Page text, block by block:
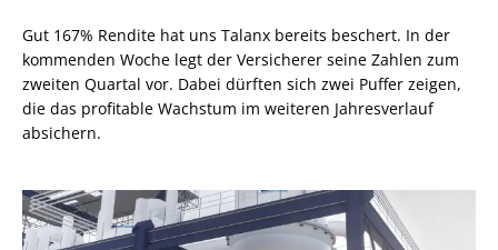
Gut 167% Rendite hat uns Talanx bereits beschert. In der
kommenden Woche legt der Versicherer seine Zahlen zum
zweiten Quartal vor. Dabei dürften sich zwei Puffer zeigen,
die das profitable Wachstum im weiteren Jahresverlauf
absichern.